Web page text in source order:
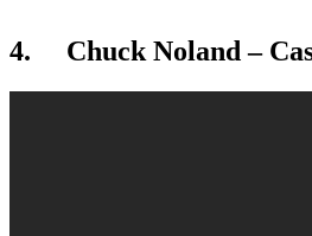
4. Chuck Noland –